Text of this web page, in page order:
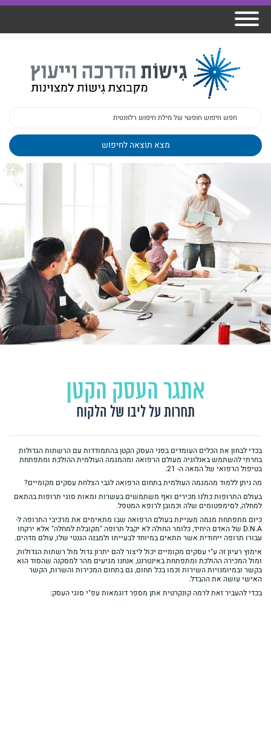
אודות גישות
פיתוח מנהלים
הדרכות
פעילות
ומרצים
ד"ר צבי ברק
מכללת גישות
גישות כנסים
מקצועיים
למנהלי בתי
ספר
אתגר העסק הקטן
תחרות על ליבו של הלקוח
בכדי לבחון את הכלים העומדים בפני העסק הקטן בהתמודדות עם הרשתות הגדולות
בחרתי להשתמש באנלוגיה מעולם הרפואה ומהמגמה העולמית ההולכת ומתפתחת
בטיפול הרפואי של המאה ה- 21.
מה ניתן ללמוד מהמגמה העולמית בתחום הרפואה לגבי הצלחת עסקים מקומיים?
בעולם התרופות כולנו מכירים ואף משתמשים בעשרות ומאות סוגי תרופות בהתאם
למחלה, לסימפטומים שלה וכמובן לרופא המטפל.
כיום מתפתחת מגמה מעניינת בעולם הרפואה שבו מתאימים את מרכיבי התרופה ל-
D.N.A של האדם היחיד, כלומר החולה לא יקבל תרופה "מקובלת למחלה" אלא ירקחו
עבורו תרופה ייחודית אשר תתאים במיוחד לבעייתו ולמבנה הגנטי שלו, עולם מדהים.
אימוץ רעיון זה ע"י עסקים מקומיים יכול ליצור להם יתרון גדול מול רשתות הגדולות,
ומול המכירה ההולכת ומתפתחת באינטרנט, אנחנו מגיעים מהר למסקנה שהסוד הוא
בקשר ובמיומנויות השירות וכמו בכל תחום, גם בתחום המכירות והשרות, הקשר
האישי עושה את ההבדל.
בכדי להעביר זאת לרמה קונקרטית אתן מספר דוגמאות עפ"י סוגי העסק: